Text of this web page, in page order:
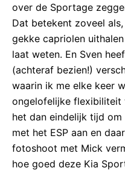
over de Sportage
Dat betekent zoveel
gekke capriolen
laat weten. En Sven
(achteraf bezien!)
waarin ik me elke keer
ongelofelijke flexibiliteit
het dan eindelijk tijd
met het ESP aan en
fotoshoot met Mick
hoe goed deze Kia